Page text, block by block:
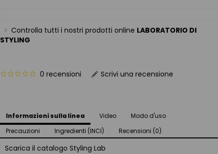
Controlla tutti i nostri prodotti online LABORATORIO DI
STYLING
0 recensioni Scrivi una recensione
Informazioni sulla linea Video
Modo d'uso
Precauzioni
Ingredienti (INCI) Recensioni (0)
Scarica il catalogo Styling Lab